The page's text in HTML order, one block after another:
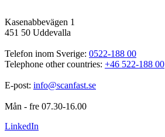
Kasenabbevägen 1
451 50 Uddevalla
Telefon inom Sverige: 0522-188 00
Telephone other countries: +46 522-188 00
E-post: info@scanfast.se
Mån - fre 07.30-16.00
LinkedIn